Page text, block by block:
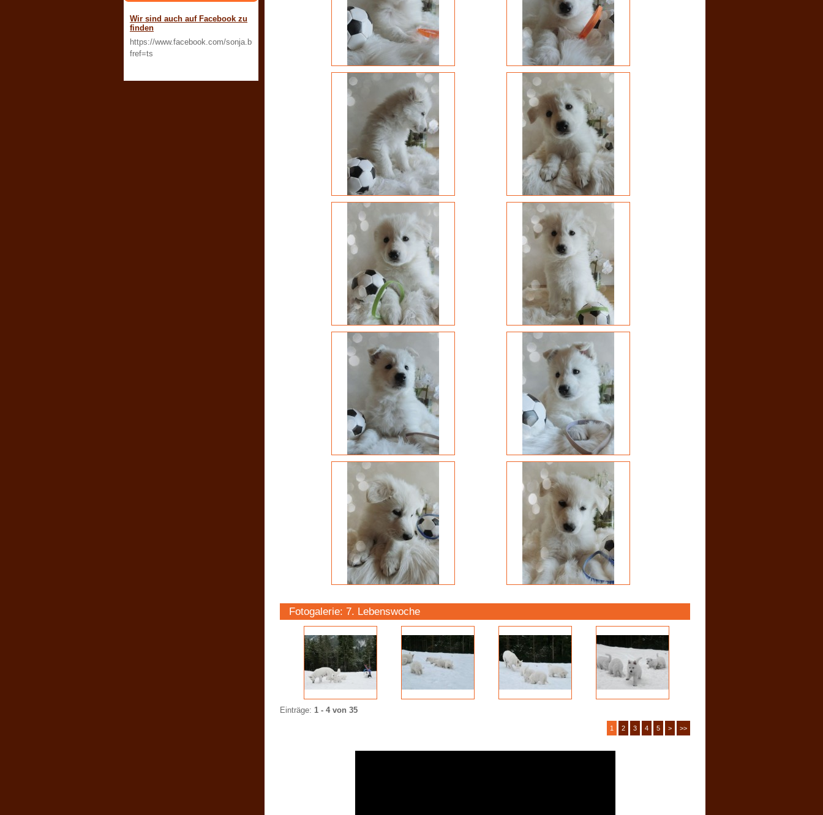
Wir sind auch auf Facebook zu
finden
https://www.facebook.com/sonja.burtscher.7?
fref=ts
Fotogalerie: 7. Lebenswoche
Einträge: 1 - 4 von 35
1 2 3 4 5 > >>